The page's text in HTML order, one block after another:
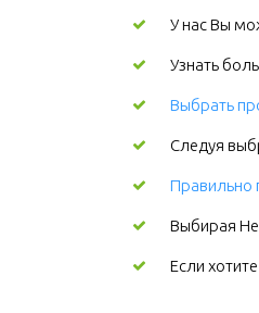
У нас Вы
Узнать
Выбрать
Следуя
Правильно
Выбирая
Если